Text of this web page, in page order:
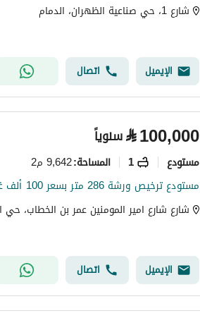
شارع 1، حي صناعية الظهران، الدمام
الإيميل اتصال
⃁100,000 سنوياً
مستودع 1 المساحة:9,642 م2
مستودع ترخيص ورشة 286 متر بسعر 100 ألف غير الضريبة
شارع شارع امير المومنين عمر بن الخطاب، حي
الإيميل اتصال